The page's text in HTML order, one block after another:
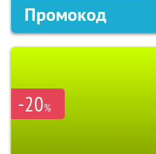
Промокод
-20%